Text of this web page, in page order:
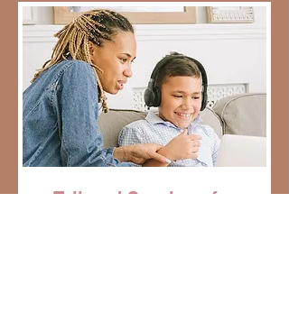
Tailored Sessions for